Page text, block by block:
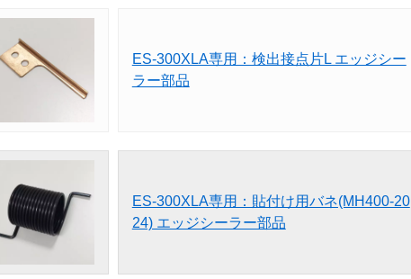
ES-300XLA専用：検出接点片L エッジシー
ラー部品
ES-300XLA専用：貼付け用バネ(MH400-20
24) エッジシーラー部品